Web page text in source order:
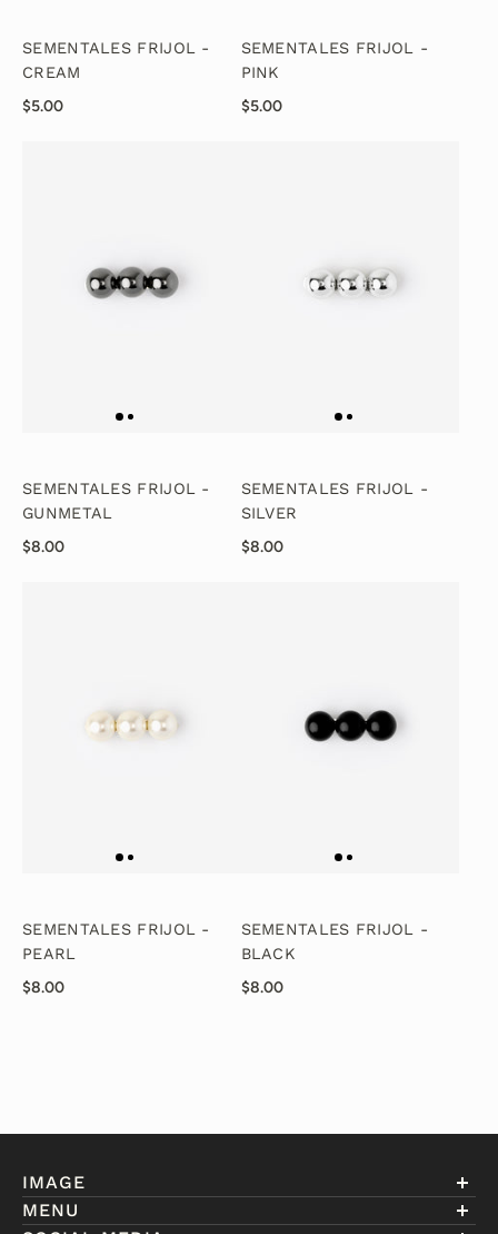
SEMENTALES FRIJOL -
CREAM
$5.00
SEMENTALES FRIJOL -
PINK
$5.00
SEMENTALES FRIJOL -
GUNMETAL
$8.00
SEMENTALES FRIJOL -
SILVER
$8.00
SEMENTALES FRIJOL -
PEARL
$8.00
SEMENTALES FRIJOL -
BLACK
$8.00
IMAGE
MENU